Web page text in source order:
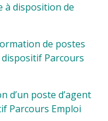
à disposition de
de postes
dispositif Parcours
d’un poste d’agent
Parcours Emploi